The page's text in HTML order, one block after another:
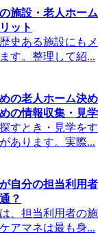
施設・老人ホー
ット
史ある施設にも
す。整理して紹...
の老人ホーム決
の情報収集・見
すとき・見学を
あります。実際...
自分の担当利用
？
、担当利用者の
アマネは最も身...